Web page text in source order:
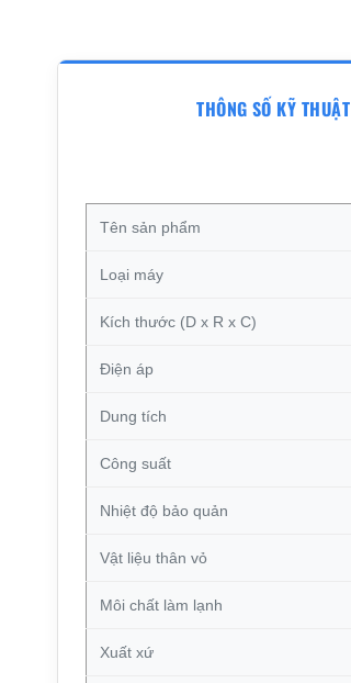
THÔNG SỐ KỸ THUẬT
Tên sản phẩm
Loại máy
Kích thước (D x R x C)
Điện áp
Dung tích
Công suất
Nhiệt độ bảo quản
Vật liệu thân vỏ
Môi chất làm lạnh
Xuất xứ